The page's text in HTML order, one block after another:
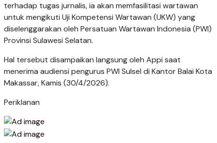
terhadap tugas jurnalis, ia akan memfasilitasi wartawan
untuk mengikuti Uji Kompetensi Wartawan (UKW) yang
diselenggarakan oleh Persatuan Wartawan Indonesia (PWI)
Provinsi Sulawesi Selatan.
Hal tersebut disampaikan langsung oleh Appi saat
menerima audiensi pengurus PWI Sulsel di Kantor Balai Kota
Makassar, Kamis (30/4/2026).
Periklanan